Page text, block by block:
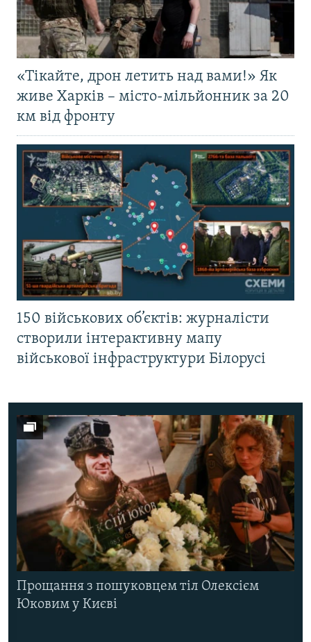
«Тікайте, дрон летить над вами!» Як
живе Харків – місто-мільйонник за 20
км від фронту
150 військових об’єктів: журналісти
створили інтерактивну мапу
військової інфраструктури Білорусі
Прощання з пошуковцем тіл Олексієм
Юковим у Києві